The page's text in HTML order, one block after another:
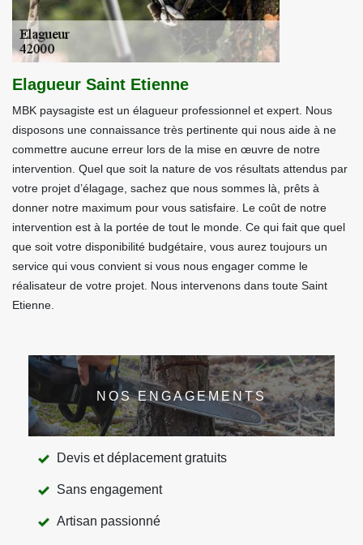
Elagueur Saint Etienne
MBK paysagiste est un élagueur professionnel et expert. Nous
disposons une connaissance très pertinente qui nous aide à ne
commettre aucune erreur lors de la mise en œuvre de notre
intervention. Quel que soit la nature de vos résultats attendus par
votre projet d’élagage, sachez que nous sommes là, prêts à
donner notre maximum pour vous satisfaire. Le coût de notre
intervention est à la portée de tout le monde. Ce qui fait que quel
que soit votre disponibilité budgétaire, vous aurez toujours un
service qui vous convient si vous nous engager comme le
réalisateur de votre projet. Nous intervenons dans toute Saint
Etienne.
NOS ENGAGEMENTS
Devis et déplacement gratuits
Sans engagement
Artisan passionné